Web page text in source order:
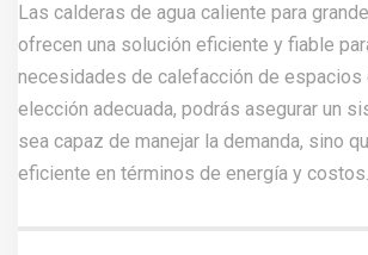
Las calderas de agua caliente para
ofrecen una solución eficiente y fiable
necesidades de calefacción de espacios
elección adecuada, podrás asegurar un
sea capaz de manejar la demanda, sino
eficiente en términos de energía y costos.